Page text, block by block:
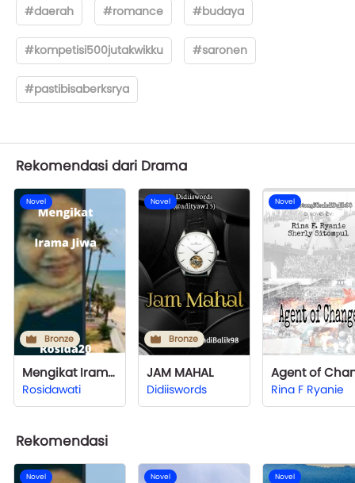
#daerah #romance #budaya
#kompetisi500jutakwikku #saronen
#pastibisaberksrya
Rekomendasi dari Drama
Novel
Bronze
Mengikat Irama Jiwa
Rosidawati
Novel
Bronze
JAM MAHAL
Didiiswords
Novel
Rina F Ryanie
Rekomendasi
Novel Novel Novel